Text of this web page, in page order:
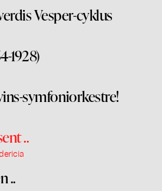
Vesper-cyklus
1928)
symfoniorkestre!
..
..